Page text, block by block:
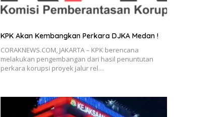
KPK Akan Kembangkan Perkara DJKA Medan !
CORAKNEWS.COM, JAKARTA – KPK berencana
melakukan pengembangan dari hasil penuntutan
perkara korupsi proyek jalur rel…